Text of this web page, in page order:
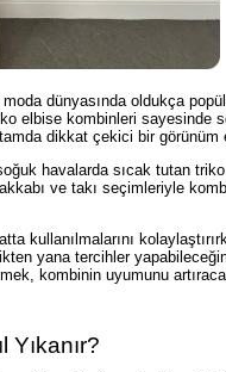
dünyasında oldukça
elbise kombinleri
dikkat çekici bir görünüm
havalarda sıcak tutan
ve takı seçimleriyle
kullanılmalarını
yana tercihler
kombinin uyumunu
Yıkanır?